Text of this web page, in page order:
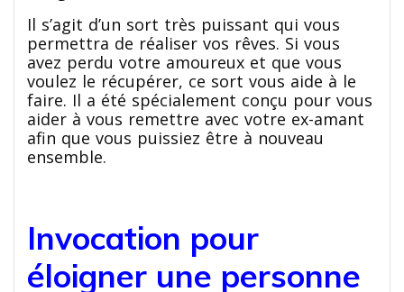
Il s’agit d’un sort très puissant qui vous
permettra de réaliser vos rêves. Si vous
avez perdu votre amoureux et que vous
voulez le récupérer, ce sort vous aide à le
faire. Il a été spécialement conçu pour vous
aider à vous remettre avec votre ex-amant
afin que vous puissiez être à nouveau
ensemble.
Invocation pour
éloigner une personne